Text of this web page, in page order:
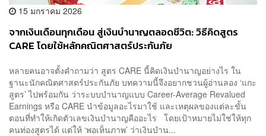
15 มกราคม 2026
จากเงินเดือนทุกเดือน สู่เงินบำนาญตลอดชีวิต: วิธีคิดสูตร
CARE โดยใช้หลักคณิตศาสตร์ประกันภัย
หลายคนอาจตั้งคำถามว่า สูตร CARE นี้คิดเงินบำนาญอย่างไร ใน
ฐานะนักคณิตศาสตร์ประกันภัย บทความนี้จึงอยากชวนผู้อ่านลอง ‘แกะ
สูตร’ ไปพร้อมกัน ว่าระบบบำนาญแบบ Career-Average Revalued
Earnings หรือ CARE นำข้อมูลอะไรมาใช้ และเหตุผลของแต่ละขั้น
ตอนที่ทำให้เกิดตัวเลขเงินบำนาญคืออะไร โดยเป้าหมายไม่ใช่ให้ทุก
คนท่องสูตรได้ แต่ให้ ‘พอเห็นภาพ’ ว่าเงินบำน...